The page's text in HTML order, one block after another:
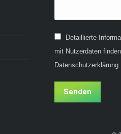
Detaillierte
mit Nutzerdaten
Datenschutzerklärung
Senden